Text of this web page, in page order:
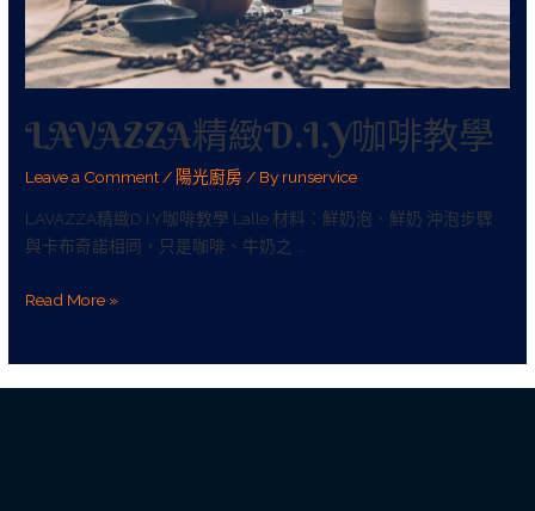
LAVAZZA精緻D.I.Y咖啡教學
Leave a Comment / 陽光廚房 / By runservice
LAVAZZA精緻D.I.Y咖啡教學 Lalle 材料：鮮奶泡、鮮奶 沖泡步驟
與卡布奇諾相同，只是咖啡、牛奶之 …
Read More »